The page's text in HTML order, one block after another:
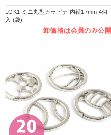
LGK1 ミニ丸型カラビナ 内径17mm 4個
入 (袋)
卸価格は会員のみ公開